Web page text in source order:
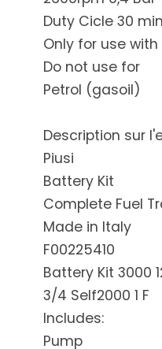
Duty Cicle 30 min
Only for use
Do not use for
Petrol (gasoil)
Description sur
Piusi
Battery Kit
Complete Fuel
Made in Italy
F00225410
Battery Kit 3000
3/4 Self2000 1 F
Includes:
Pump